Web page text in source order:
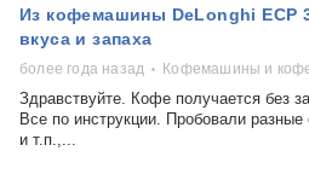
Из кофемашины DeLonghi ECP
вкуса и запаха
более года назад Кофемашины и
Здравствуйте. Кофе получается без
Все по инструкции. Пробовали
и т.п.,...